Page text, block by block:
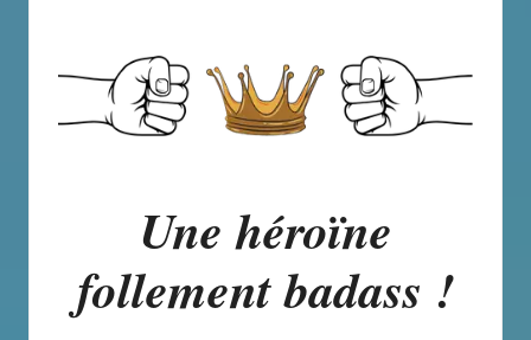
Une héroïne
follement badass !